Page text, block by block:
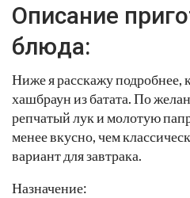
Описание
блюда:
Ниже я расскажу подробнее,
хашбраун из батата. По
репчатый лук и молотую
менее вкусно, чем
вариант для завтрака.
Назначение: